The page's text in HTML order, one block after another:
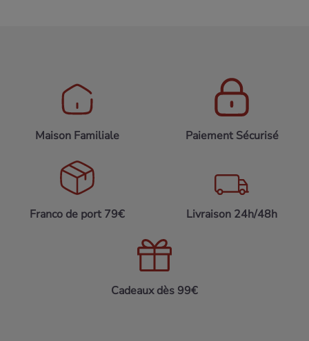
Maison Familiale Paiement Sécurisé
Franco de port 79€ Livraison 24h/48h
Cadeaux dès 99€